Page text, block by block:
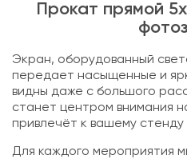
Прокат прямой
Экран, оборудованный
передает насыщенные и
видны даже с большого
станет центром внимания
привлечёт к вашему стенду
Для каждого мероприятия